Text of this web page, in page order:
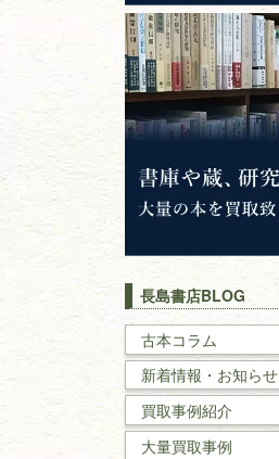
心理学・倫理学
仏教書
神道・神社仏閣
イスラム教
キリスト教
戦記・戦史
国文学・国語学
理工書
長島書店BLOG
古本コラム
新着情報・お知らせ
買取事例紹介
大量買取事例